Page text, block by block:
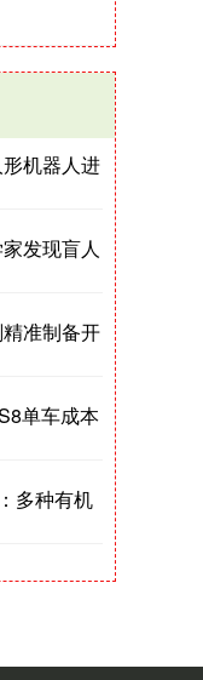
机器人进
发现盲人
准制备开
单车成本
多种有机